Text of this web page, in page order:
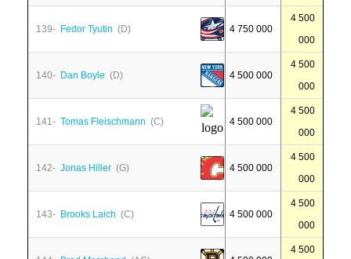
139- Fedor Tyutin (D) 4 750 000
4 500
000
140- Dan Boyle (D) 4 500 000
4 500
000
141- Tomas Fleischmann (C) 4 500 000
4 500
000
142- Jonas Hiller (G) 4 500 000
4 500
000
143- Brooks Laich (C) 4 500 000
4 500
000
4 500